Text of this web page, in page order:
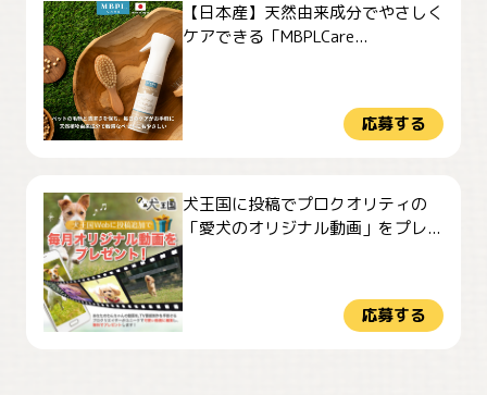
【日本産】天然由来成分でやさしく
ケアできる「MBPLCare...
応募する
犬王国に投稿でプロクオリティの
「愛犬のオリジナル動画」をプレ...
応募する